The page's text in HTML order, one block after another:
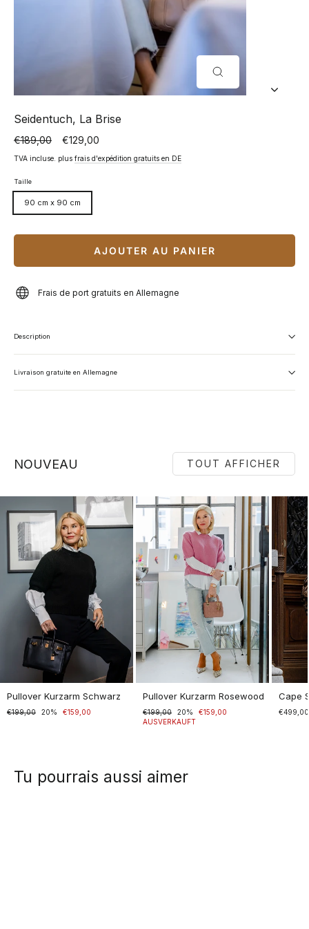
FERMER
(ESC)
Seidentuch, La Brise
Prix
normal
€189,00
Prix
spécial
€129,00
TVA incluse. plus frais d'expédition gratuits en DE
Taille
90 cm x 90 cm
AJOUTER AU PANIER
Frais de port gratuits en Allemagne
Description
Livraison gratuite en Allemagne
NOUVEAU TOUT AFFICHER
Pullover Kurzarm Schwarz
Normaler
€199,00
Sonderpreis20% €159,00
Pullover Kurzarm Rosewood
Normaler
Preis
€199,00
Sonderpreis20%
€159,00
AUSVERKAUFT
Cape
€499,00
Tu pourrais aussi aimer